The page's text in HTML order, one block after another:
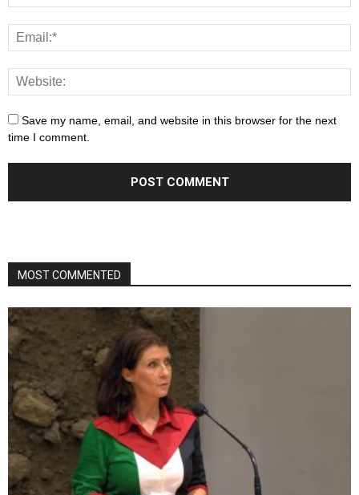
Save my name, email, and website in this browser for the next
time I comment.
MOST COMMENTED